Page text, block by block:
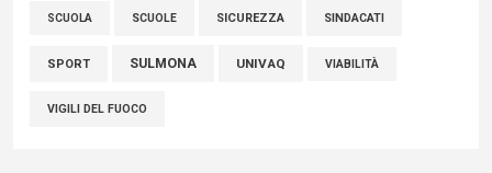
SCUOLA SCUOLE SICUREZZA SINDACATI
SPORT SULMONA UNIVAQ VIABILITÀ
VIGILI DEL FUOCO